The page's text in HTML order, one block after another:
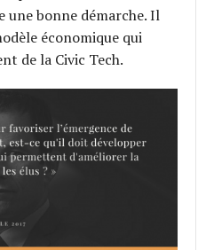
une bonne démarche. Il
économique qui
de la Civic Tech.